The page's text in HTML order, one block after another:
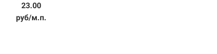
23.00
руб/м.п.